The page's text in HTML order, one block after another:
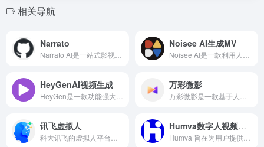
相关导航
Narrato Noisee AI生成MV
HeyGenAI视频生成 万彩微影
讯飞虚拟人 Humva数字人视频创作